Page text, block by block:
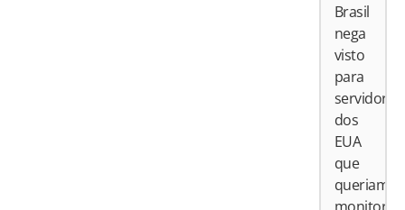
Brasil
nega
visto
para
servidores
dos
EUA
que
queriam
monitorar